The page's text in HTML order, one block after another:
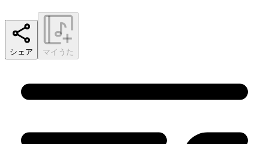
シェア マイうた